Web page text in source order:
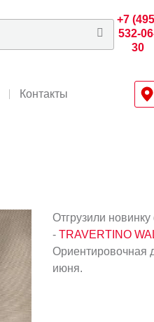
+7
532-
30
Контакты
Отгрузили
- TRAVERTINO
Ориентировочная
июня.